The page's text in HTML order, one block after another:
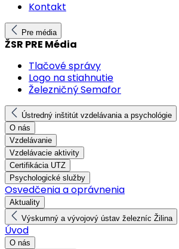
Kontakt
Pre média
ŽSR PRE Média
Tlačové správy
Logo na stiahnutie
Železničný Semafor
Ústredný inštitút vzdelávania a psychológie
O nás
Vzdelávanie
Vzdelávacie aktivity
Certifikácia UTZ
Psychologické služby
Osvedčenia a oprávnenia
Aktuality
Výskumný a vývojový ústav železníc Žilina
Úvod
O nás